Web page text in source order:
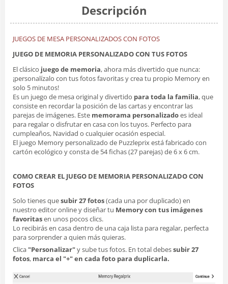
Descripción
JUEGOS DE MESA PERSONALIZADOS CON FOTOS
JUEGO DE MEMORIA PERSONALIZADO CON TUS FOTOS
El clásico juego de memoria, ahora más divertido que nunca:
¡personalízalo con tus fotos favoritas y crea tu propio Memory en
solo 5 minutos!
Es un juego de mesa original y divertido para toda la familia, que
consiste en recordar la posición de las cartas y encontrar las
parejas de imágenes. Este memorama personalizadoes ideal
para regalar o disfrutar en casa con los tuyos. Perfecto para
cumpleaños, Navidad o cualquier ocasión especial.
El juego Memory personalizado de Puzzleprix está fabricado con
cartón ecológico y consta de 54 fichas (27 parejas) de 6 x 6 cm.
COMO CREAR EL JUEGO DE MEMORIA PERSONALIZADO CON
FOTOS
Solo tienes quesubir 27 fotos(cada una por duplicado) en
nuestro editor online y diseñar tu Memory con tus imágenes
favoritasen unos pocos clics.
Lo recibirás en casa dentro de una caja lista para regalar, perfecta
para sorprender a quien más quieras.
Clica "Personalizar"y sube tus fotos. En total debessubir 27
fotos, marca el "+" en cada foto para duplicarla.